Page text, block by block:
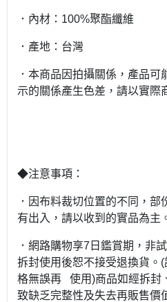
．內材：100%聚酯纖維
．產地：台灣
．本商品因拍攝關係，產品可
示的關係產生色差，請以實際
◆注意事項：
．因布料裁切位置的不同，
有出入，請以收到的實品為主
．網路購物享7日鑑賞期，非
拆封使用後恕不接受退換貨。
格無誤再 使用)商品如經拆封
致缺乏完整性及失去再販售價